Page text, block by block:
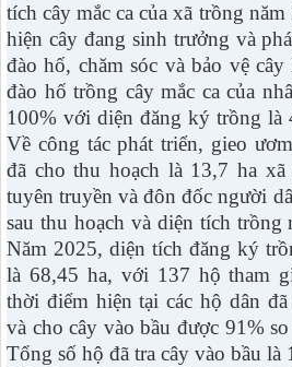
tích cây mắc ca của xã trồng
hiện cây đang sinh trưởng và
đào hố, chăm sóc và bảo vệ
đào hố trồng cây mắc ca của
100% với diện đăng ký trồng là
Về công tác phát triển, gieo
đã cho thu hoạch là 13,7 ha
tuyên truyền và đôn đốc người
sau thu hoạch và diện tích
Năm 2025, diện tích đăng ký
là 68,45 ha, với 137 hộ tham
thời điểm hiện tại các hộ dân
và cho cây vào bầu được 91%
Tổng số hộ đã tra cây vào bầu là